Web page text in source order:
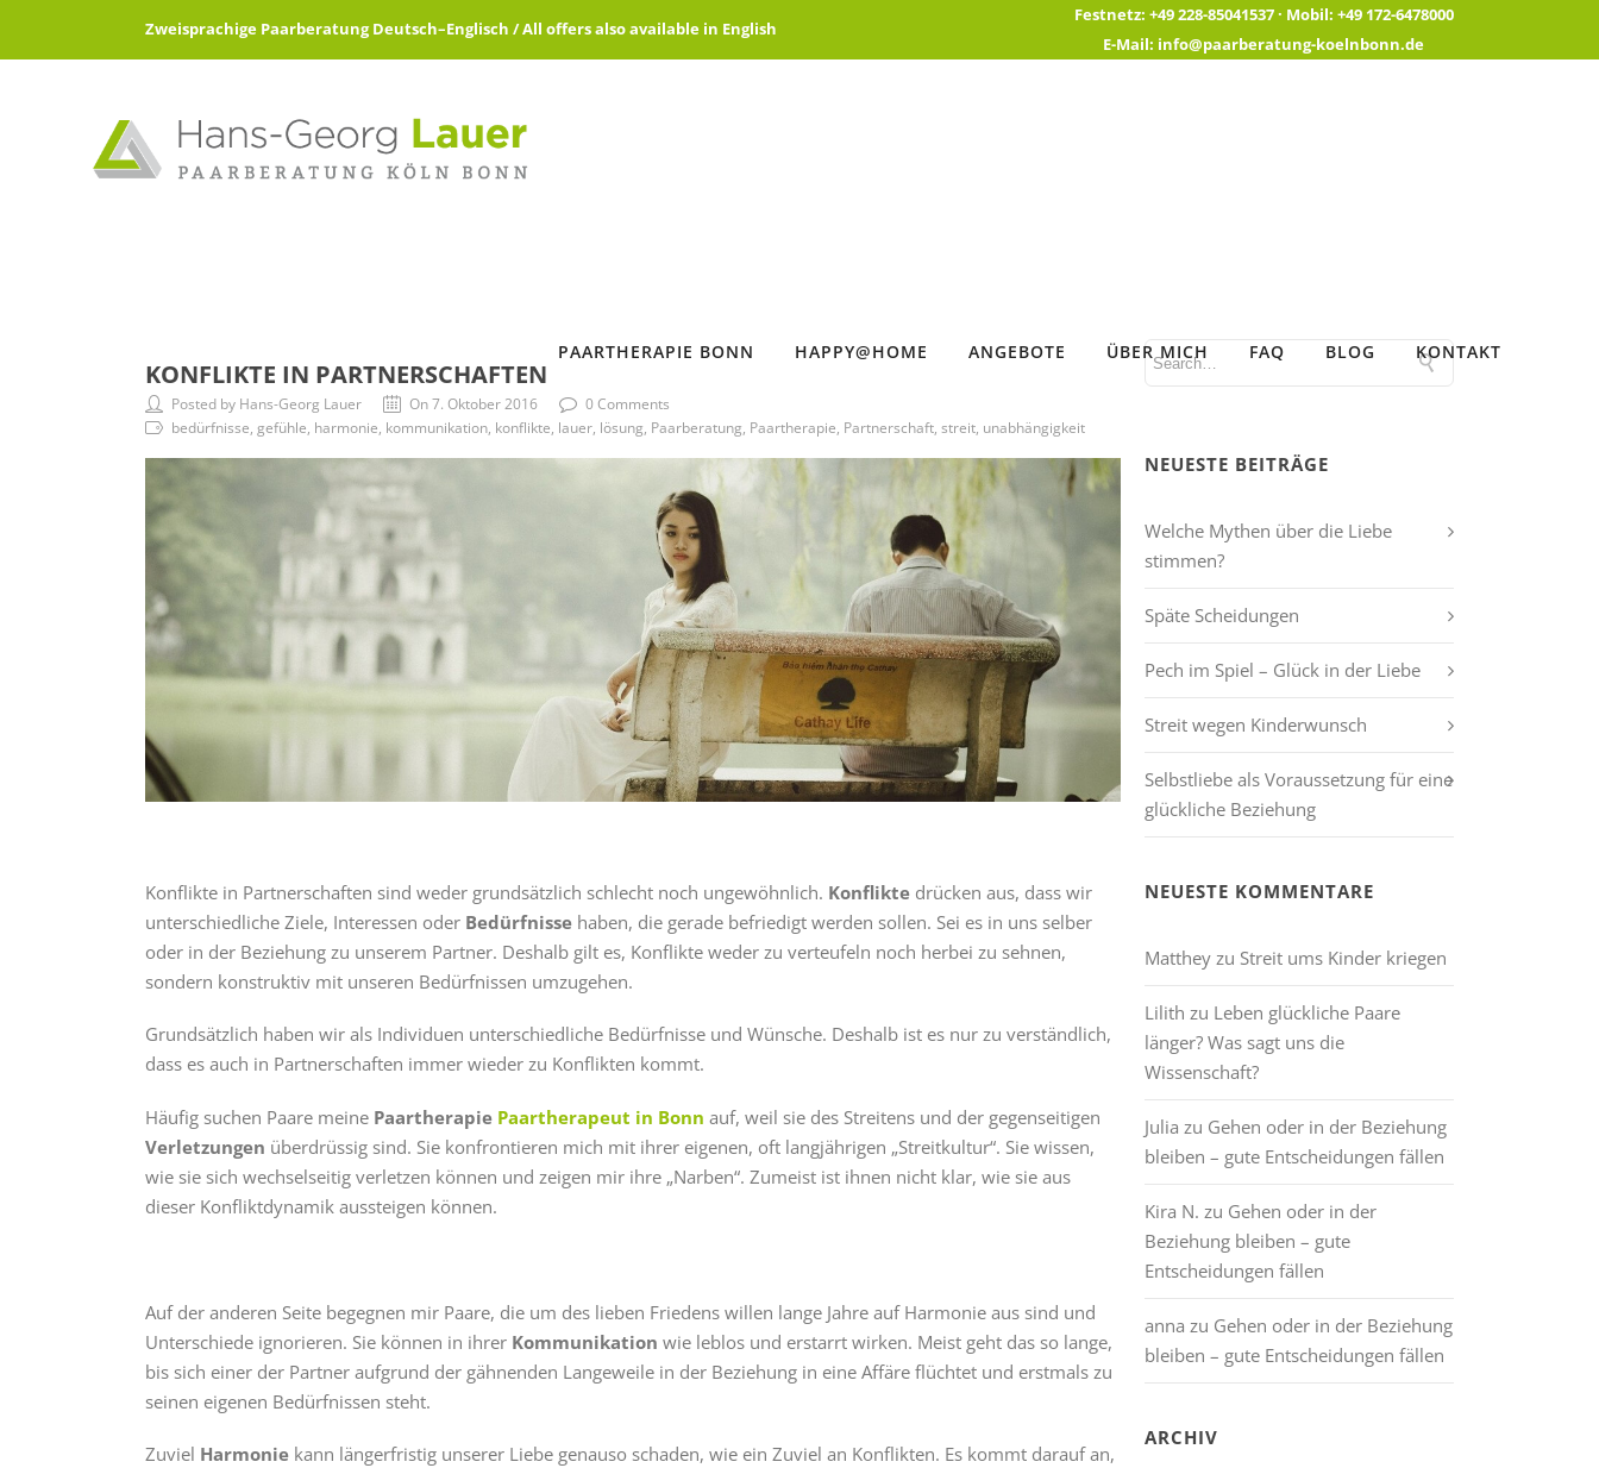
Zweisprachige Paarberatung Deutsch–Englisch / All offers also available in English
Festnetz: +49 228-85041537 · Mobil: +49 172-6478000
E-Mail: info@paarberatung-koelnbonn.de
PAARTHERAPIE BONN HAPPY@HOME ANGEBOTE ÜBER MICH FAQ BLOG KONTAKT
KONFLIKTE IN PARTNERSCHAFTEN
Posted by Hans-Georg Lauer On 7. Oktober 2016
0 Comments
bedürfnisse, gefühle, harmonie, kommunikation, konflikte, lauer, lösung, Paarberatung, Paartherapie, Partnerschaft, streit, unabhängigkeit
Konflikte in Partnerschaften sind weder grundsätzlich schlecht noch ungewöhnlich. Konflikte drücken aus, dass wir
unterschiedliche Ziele, Interessen oder Bedürfnisse haben, die gerade befriedigt werden sollen. Sei es in uns selber
oder in der Beziehung zu unserem Partner. Deshalb gilt es, Konflikte weder zu verteufeln noch herbei zu sehnen,
sondern konstruktiv mit unseren Bedürfnissen umzugehen.
Grundsätzlich haben wir als Individuen unterschiedliche Bedürfnisse und Wünsche. Deshalb ist es nur zu verständlich,
dass es auch in Partnerschaften immer wieder zu Konflikten kommt.
Häufig suchen Paare meine Paartherapie Paartherapeut in Bonn auf, weil sie des Streitens und der gegenseitigen
Verletzungen überdrüssig sind. Sie konfrontieren mich mit ihrer eigenen, oft langjährigen „Streitkultur“. Sie wissen,
wie sie sich wechselseitig verletzen können und zeigen mir ihre „Narben“. Zumeist ist ihnen nicht klar, wie sie aus
dieser Konfliktdynamik aussteigen können.
Auf der anderen Seite begegnen mir Paare, die um des lieben Friedens willen lange Jahre auf Harmonie aus sind und
Unterschiede ignorieren. Sie können in ihrer Kommunikation wie leblos und erstarrt wirken. Meist geht das so lange,
bis sich einer der Partner aufgrund der gähnenden Langeweile in der Beziehung in eine Affäre flüchtet und erstmals zu
seinen eigenen Bedürfnissen steht.
Zuviel Harmonie kann längerfristig unserer Liebe genauso schaden, wie ein Zuviel an Konflikten. Es kommt darauf an,
NEUESTE BEITRÄGE
Welche Mythen über die Liebe
stimmen?
Späte Scheidungen
Pech im Spiel – Glück in der Liebe
Streit wegen Kinderwunsch
Selbstliebe als Voraussetzung für eine
glückliche Beziehung
NEUESTE KOMMENTARE
Matthey zu Streit ums Kinder kriegen
Lilith zu Leben glückliche Paare
länger? Was sagt uns die
Wissenschaft?
Julia zu Gehen oder in der Beziehung
bleiben – gute Entscheidungen fällen
Kira N. zu Gehen oder in der
Beziehung bleiben – gute
Entscheidungen fällen
anna zu Gehen oder in der Beziehung
bleiben – gute Entscheidungen fällen
ARCHIV